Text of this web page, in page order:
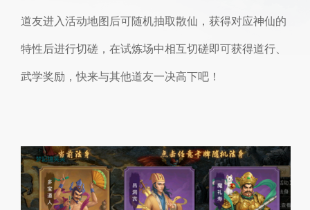
道友进入活动地图后可随机抽取散仙，获得对应神仙的
特性后进行切磋，在试炼场中相互切磋即可获得道行、
武学奖励，快来与其他道友一决高下吧！